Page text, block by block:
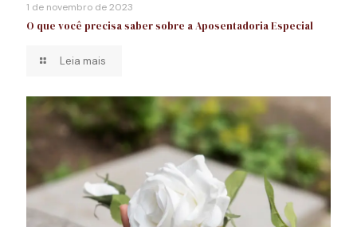
1 de novembro de 2023
O que você precisa saber sobre a Aposentadoria Especial
Leia mais